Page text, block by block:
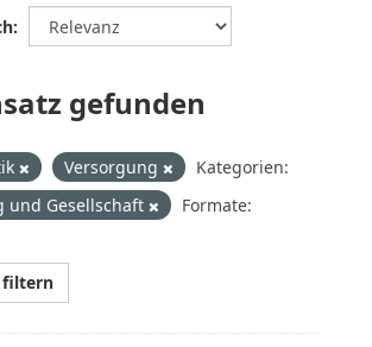
gefunden
Versorgung
Kategorien:
und Gesellschaft
Formate:
filtern